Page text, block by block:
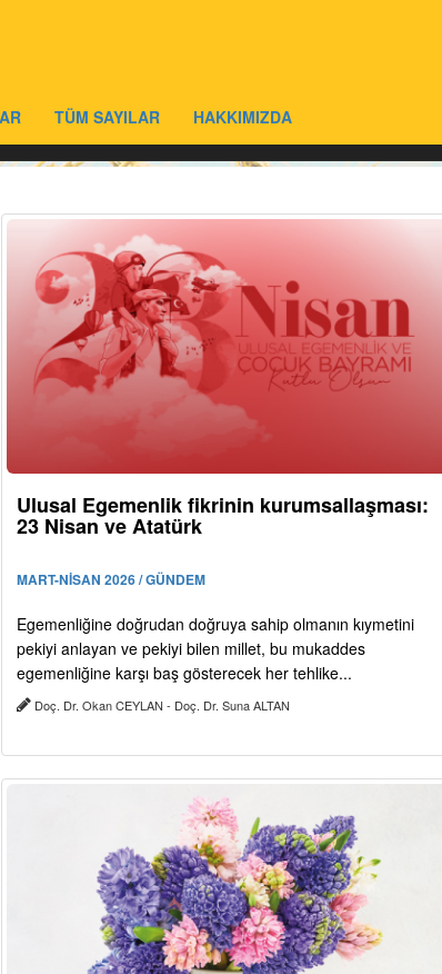
TÜM SAYILAR HAKKIMIZDA
Ulusal Egemenlik fikrinin kurumsallaşması:
23 Nisan ve Atatürk
MART-NİSAN 2026 / GÜNDEM
Egemenliğine doğrudan doğruya sahip olmanın kıymetini
pekiyi anlayan ve pekiyi bilen millet, bu mukaddes
egemenliğine karşı baş gösterecek her tehlike...
Doç. Dr. Okan CEYLAN - Doç. Dr. Suna ALTAN